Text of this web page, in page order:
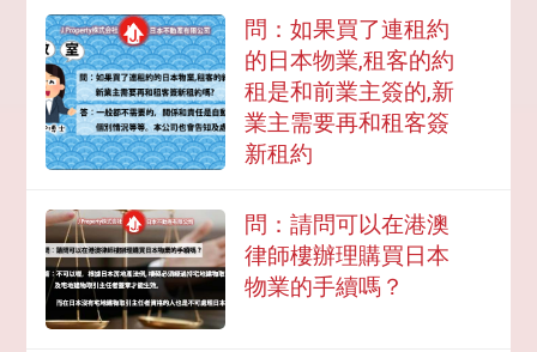
問：如果買了連租約
的日本物業,租客的約
租是和前業主簽的,新
業主需要再和租客簽
新租約
問：請問可以在港澳
律師樓辦理購買日本
物業的手續嗎？